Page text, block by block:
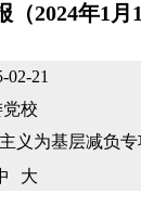
（2024年1月
02-21
校
义为基层减负
大